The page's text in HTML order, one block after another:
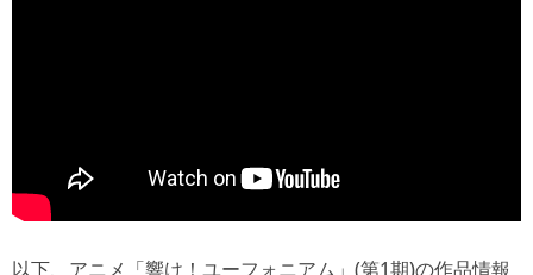
以下、アニメ「響け！ユーフォニアム」(第1期)の作品情報